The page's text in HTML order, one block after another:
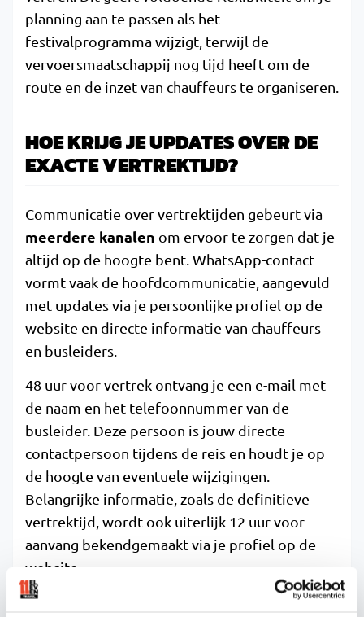
planning aan te passen als het
festivalprogramma wijzigt, terwijl de
vervoersmaatschappij nog tijd heeft om de
route en de inzet van chauffeurs te organiseren.
HOE KRIJG JE UPDATES OVER DE
EXACTE VERTREKTIJD?
Communicatie over vertrektijden gebeurt via
meerdere kanalen om ervoor te zorgen dat je
altijd op de hoogte bent. WhatsApp-contact
vormt vaak de hoofdcommunicatie, aangevuld
met updates via je persoonlijke profiel op de
website en directe informatie van chauffeurs
en busleiders.
48 uur voor vertrek ontvang je een e-mail met
de naam en het telefoonnummer van de
busleider. Deze persoon is jouw directe
contactpersoon tijdens de reis en houdt je op
de hoogte van eventuele wijzigingen.
Belangrijke informatie, zoals de definitieve
vertrektijd, wordt ook uiterlijk 12 uur voor
aanvang bekendgemaakt via je profiel op de
website.
Het persoonlijke contact via WhatsApp zorgt